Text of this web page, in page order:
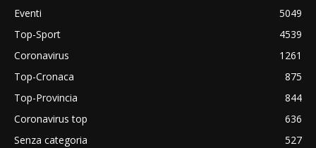
Eventi
5049
Top-Sport
4539
Coronavirus
1261
Top-Cronaca
875
Top-Provincia
844
Coronavirus top
636
Senza categoria
527